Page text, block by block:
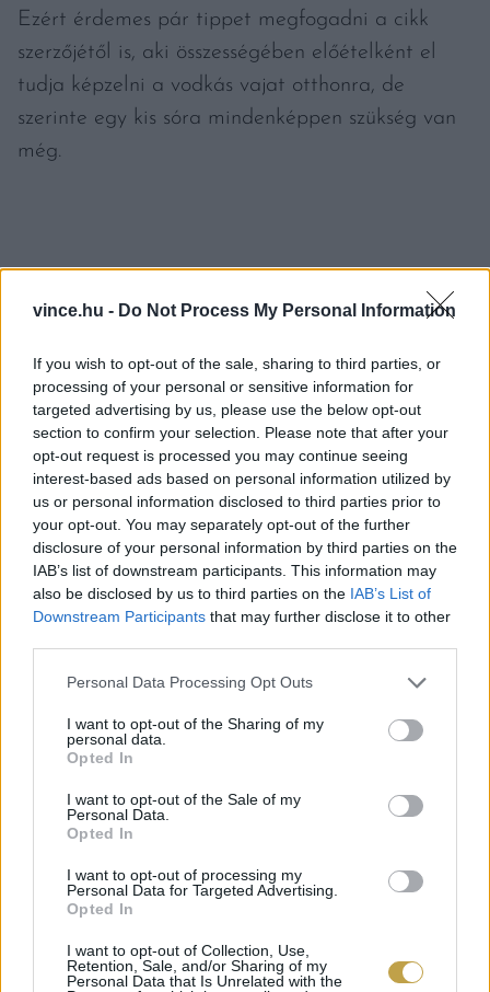
vince.hu - Do Not Process My Personal Information
If you wish to opt-out of the sale, sharing to third parties, or
processing of your personal or sensitive information for
targeted advertising by us, please use the below opt-out
section to confirm your selection. Please note that after your
opt-out request is processed you may continue seeing
interest-based ads based on personal information utilized by
us or personal information disclosed to third parties prior to
your opt-out. You may separately opt-out of the further
disclosure of your personal information by third parties on the
IAB’s list of downstream participants. This information may
also be disclosed by us to third parties on the IAB’s List of
Downstream Participants that may further disclose it to other
Please note that this website/app uses one or more Google
not limited to your visit or usage behaviour. You may click to
grant or deny consent to Google and its third-party tags to
use your data for below specified purposes in below Google
consent section.
Personal Data Processing Opt Outs
I want to opt-out of the Sharing of my
personal data.
Opted In
I want to opt-out of the Sale of my
Personal Data.
Opted In
I want to opt-out of processing my
Personal Data for Targeted Advertising.
Opted In
I want to opt-out of Collection, Use,
Retention, Sale, and/or Sharing of my
Personal Data that Is Unrelated with the
Ezért érdemes pár tippet megfogadni a cikk
szerzőjétől is, aki összességében előételként el
tudja képzelni a vodkás vajat otthonra, de
szerinte egy kis sóra mindenképpen szükség van
még.
vodka (gabonából, burgonyából vagy akár
rizsből). Mivel a cikk szerzője a párosításnál
inkább kelet-európai irányba indult, a lengyel
Żubrówka mellett döntött. Ez az ital édes,
virágos jegyeiről és a minden üvegben
megtalálható jellegzetes bölényfűszálról
ismert. A vodka a receptben különösen
hangsúlyos, ezért fontos, hogy magasabb
minőségű vodkát használjunk.
Használjunk jó minőségű vajat. Lehet, hogy
egyszerűbb a mindennapi főzéshez használt
vajat elővenni, de érdemes a finomabb, fűvel
táplált marha tejéből köpült fajtát választani.
Ha megvan a vaj, dobjuk fel! A videóban
látható recept elég minimalista, ezért könnyen
fejleszthető. Fontoljuk meg a friss
fűszernövények, fűszerkeverékek, fokhagyma
vagy akár torma hozzáadását, hogy még több